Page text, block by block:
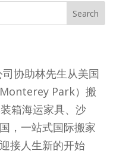
Search
协助林先生从美国
Park）搬
箱海运家具、沙
，一站式国际搬家
接人生新的开始